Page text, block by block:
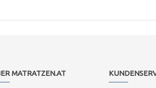
MATRATZEN.AT